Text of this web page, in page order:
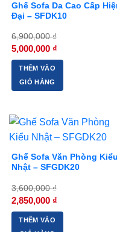
Ghế Sofa Da Cao Cấp
Đại – SFDK10
6,900,000₫
Giá
gốc
là:
6,900,000 ₫.
5,000,000 ₫Giá
tại
THÊM VÀO
GIỎ HÀNG
Ghế Sofa Văn Phòng Kiểu
Nhật – SFGDK20
3,600,000₫
Giá
gốc
là:
3,600,000 ₫.
2,850,000 ₫Giá
tại
THÊM VÀO